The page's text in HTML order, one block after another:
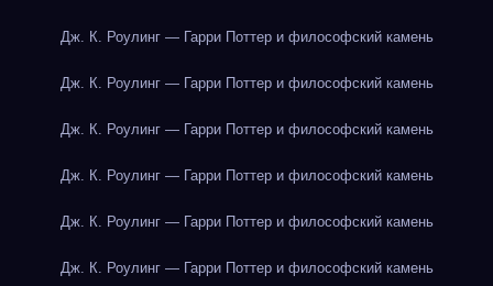
Дж. К. Роулинг — Гарри Поттер и философский камень
Дж. К. Роулинг — Гарри Поттер и философский камень
Дж. К. Роулинг — Гарри Поттер и философский камень
Дж. К. Роулинг — Гарри Поттер и философский камень
Дж. К. Роулинг — Гарри Поттер и философский камень
Дж. К. Роулинг — Гарри Поттер и философский камень